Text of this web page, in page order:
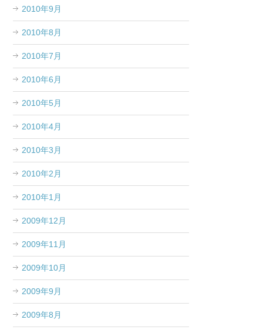
2010年9月
2010年8月
2010年7月
2010年6月
2010年5月
2010年4月
2010年3月
2010年2月
2010年1月
2009年12月
2009年11月
2009年10月
2009年9月
2009年8月